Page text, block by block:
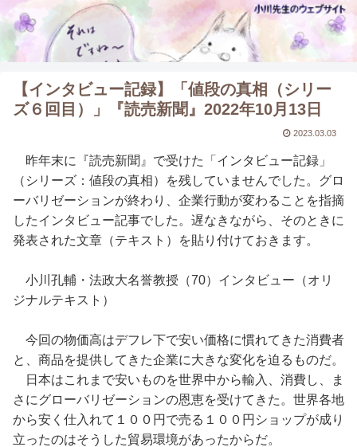
【インタビュー記録】「値段の真相（シリー
ズ６回目）」『読売新聞』2022年10月13日
2023.03.03
昨年末に『読売新聞』で受けた「インタビュー記録」
（シリーズ：値段の真相）を残していませんでした。グロ
ーバリゼーションが終わり、企業行動が変わることを指摘
したインタビュー記事でした。遅なきながら、そのときに
発表された文章（テキスト）を貼り付けておきます。
小川孔輔・法政大名誉教授（70）インタビュー（オリ
ジナルテキスト）
今回の物価高はデフレ下で安い価格に慣れてきた消費者
と、商品を提供してきた企業に大きな変化を迫るものだ。
日本はこれまで安いものを世界中から輸入、消費し、ま
さにグローバリゼーションの恩恵を受けてきた。世界各地
から安く仕入れて１００円で売る１００円ショップが成り
立ったのはそうした貿易環境があったからだ。